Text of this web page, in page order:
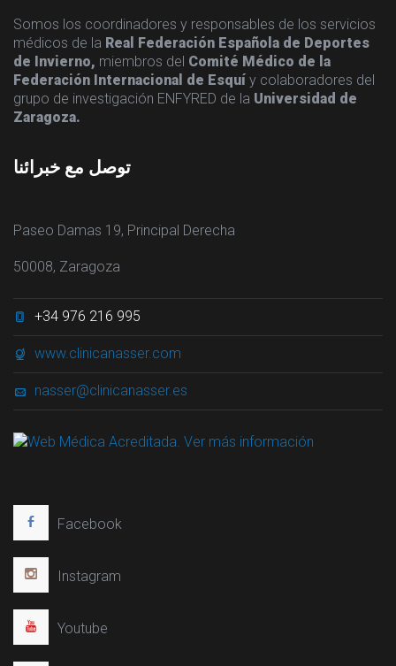
Somos los coordinadores y responsables de los servicios
médicos de la Real Federación Española de Deportes
de Invierno, miembros del Comité Médico de la
Federación Internacional de Esquí y colaboradores del
grupo de investigación ENFYRED de la Universidad de
Zaragoza.
توصل مع خبرائنا
Paseo Damas 19, Principal Derecha
50008, Zaragoza
+34 976 216 995
www.clinicanasser.com
nasser@clinicanasser.es
Facebook
Instagram
Youtube